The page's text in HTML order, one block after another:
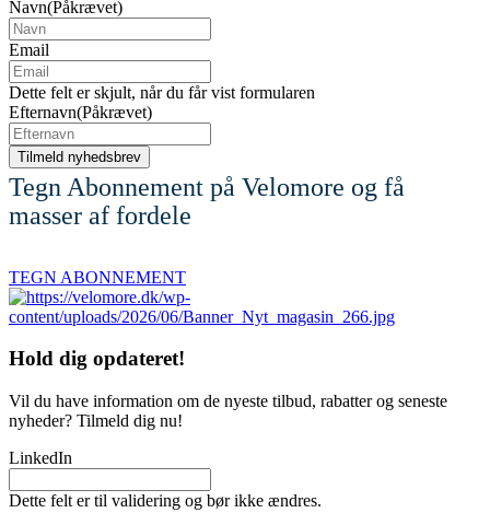
Navn(Påkrævet)
Email
Dette felt er skjult, når du får vist formularen
Efternavn(Påkrævet)
Tegn Abonnement på Velomore og få
masser af fordele
TEGN ABONNEMENT
Hold dig opdateret!
Vil du have information om de nyeste tilbud, rabatter og seneste
nyheder? Tilmeld dig nu!
LinkedIn
Dette felt er til validering og bør ikke ændres.